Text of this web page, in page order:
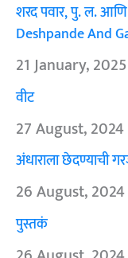
शरद पवार, पु. ल.
Deshpande And
21 January, 2025
वीट
27 August, 2024
अंधाराला छेदण्याची
26 August, 2024
पुस्तकं